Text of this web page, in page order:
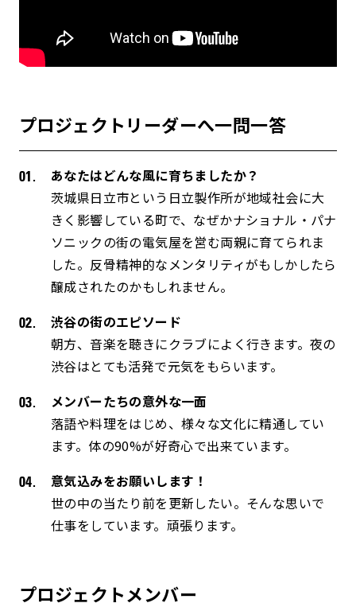
プロジェクトリーダーへ一問一答
あなたはどんな風に育ちましたか？
茨城県日立市という日立製作所が地域社会に大
きく影響している町で、なぜかナショナル・パナ
ソニックの街の電気屋を営む両親に育てられま
した。反骨精神的なメンタリティがもしかしたら
醸成されたのかもしれません。
渋谷の街のエピソード
朝方、音楽を聴きにクラブによく行きます。夜の
渋谷はとても活発で元気をもらいます。
メンバーたちの意外な一面
落語や料理をはじめ、様々な文化に精通してい
ます。体の90%が好奇心で出来ています。
意気込みをお願いします！
世の中の当たり前を更新したい。そんな思いで
仕事をしています。頑張ります。
プロジェクトメンバー